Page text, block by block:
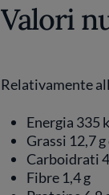
Valori
Relativamente
Energia 335
Grassi 12,7
Carboidrati
Fibre 1,4 g